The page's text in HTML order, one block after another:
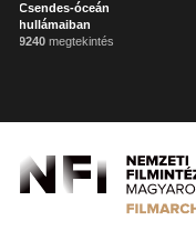
Csendes-óceán
hullámaiban
9240 megtekintés